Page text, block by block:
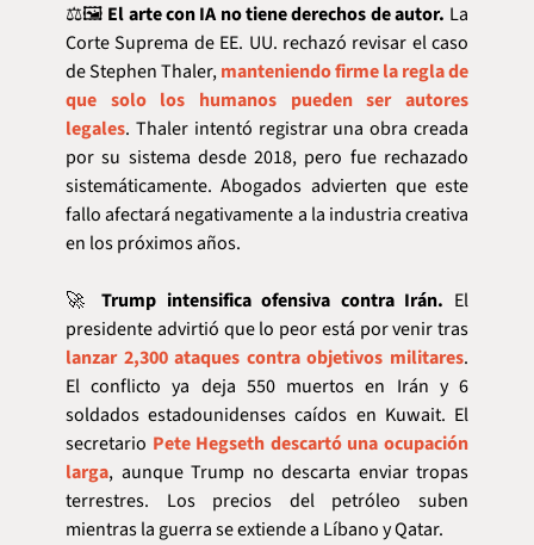
⚖️🖼️ El arte con IA no tiene derechos de autor. La
Corte Suprema de EE. UU. rechazó revisar el caso
de Stephen Thaler, manteniendo firme la regla de
que solo los humanos pueden ser autores
legales. Thaler intentó registrar una obra creada
por su sistema desde 2018, pero fue rechazado
sistemáticamente. Abogados advierten que este
fallo afectará negativamente a la industria creativa
en los próximos años.
🚀 Trump intensifica ofensiva contra Irán. El
lanzar 2,300 ataques contra objetivos militares.
El conflicto ya deja 550 muertos en Irán y 6
soldados estadounidenses caídos en Kuwait. El
secretario Pete Hegseth descartó una ocupación
larga, aunque Trump no descarta enviar tropas
terrestres. Los precios del petróleo suben
mientras la guerra se extiende a Líbano y Qatar.